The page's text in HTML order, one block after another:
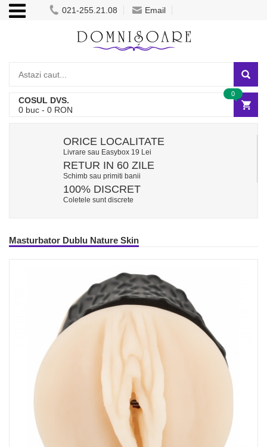
021-255.21.08 Email
COSUL DVS.
0 buc - 0 RON
0
ORICE LOCALITATE
Livrare sau Easybox 19 Lei
RETUR IN 60 ZILE
Schimb sau primiti banii
100% DISCRET
Coletele sunt discrete
Masturbator Dublu Nature Skin